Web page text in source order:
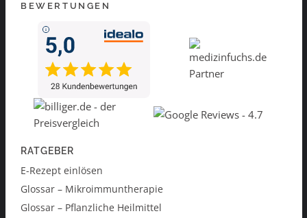
BEWERTUNGEN
RATGEBER
E-Rezept einlösen
Glossar – Mikroimmuntherapie
Glossar – Pflanzliche Heilmittel